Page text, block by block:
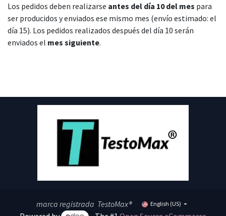
Los pedidos deben realizarse antes del día 10 del mes para
ser producidos y enviados ese mismo mes (envío estimado: el
día 15). Los pedidos realizados después del día 10 serán
enviados el mes siguiente.
marca registrada TestoMax® English (US)